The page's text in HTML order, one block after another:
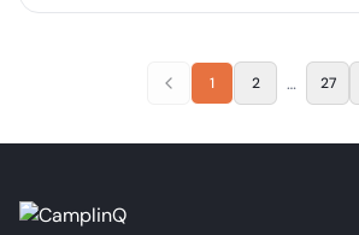
1 2 … 27